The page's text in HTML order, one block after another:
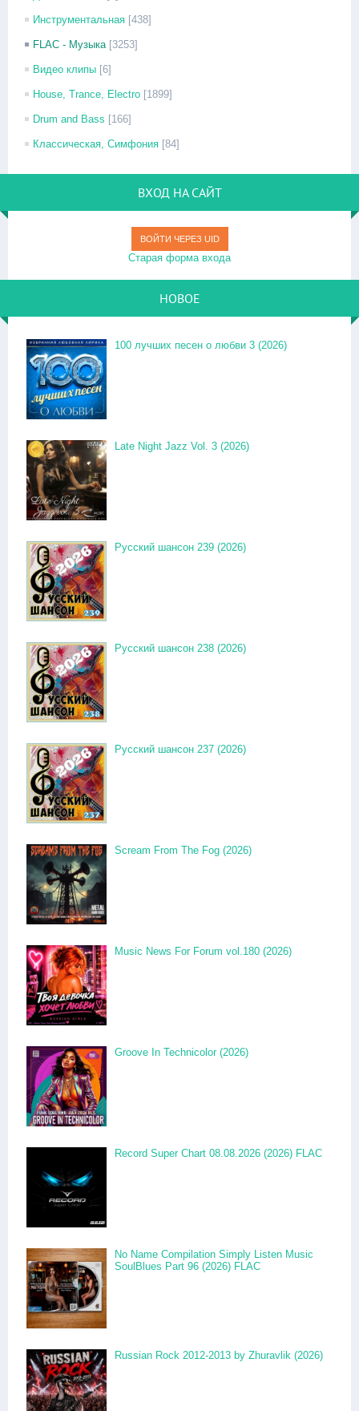
Инструментальная [438]
FLAC - Музыка [3253]
Видео клипы [6]
House, Trance, Electro [1899]
Drum and Bass [166]
Классическая, Симфония [84]
ВХОД НА САЙТ
ВОЙТИ ЧЕРЕЗ UID
Старая форма входа
НОВОЕ
100 лучших песен о любви 3 (2026)
Late Night Jazz Vol. 3 (2026)
Русский шансон 239 (2026)
Русский шансон 238 (2026)
Русский шансон 237 (2026)
Scream From The Fog (2026)
Music News For Forum vol.180 (2026)
Groove In Technicolor (2026)
Record Super Chart 08.08.2026 (2026) FLAC
No Name Compilation Simply Listen Music
SoulBlues Part 96 (2026) FLAC
Russian Rock 2012-2013 by Zhuravlik (2026)